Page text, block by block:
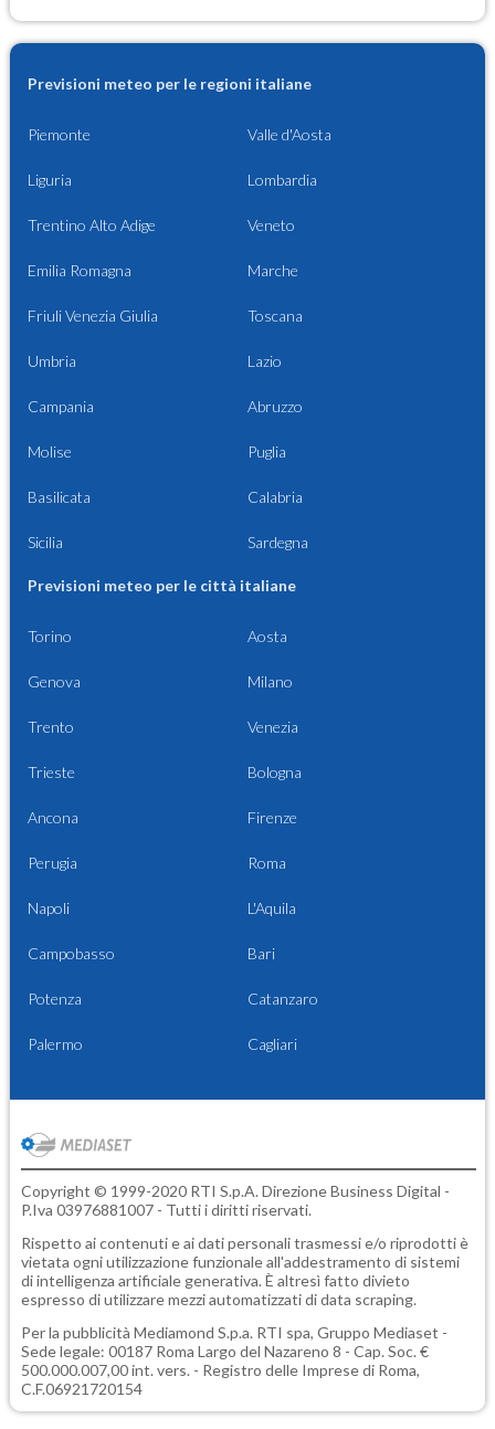
Previsioni meteo per le regioni italiane
Piemonte Valle d'Aosta
Liguria Lombardia
Trentino Alto Adige Veneto
Emilia Romagna Marche
Friuli Venezia Giulia Toscana
Umbria Lazio
Campania Abruzzo
Molise Puglia
Basilicata Calabria
Sicilia Sardegna
Previsioni meteo per le città italiane
Torino Aosta
Genova Milano
Trento Venezia
Trieste Bologna
Ancona Firenze
Perugia Roma
Napoli L'Aquila
Campobasso Bari
Potenza Catanzaro
Palermo Cagliari
Copyright © 1999-2020 RTI S.p.A. Direzione Business Digital -
P.Iva 03976881007 - Tutti i diritti riservati.
Rispetto ai contenuti e ai dati personali trasmessi e/o riprodotti è
vietata ogni utilizzazione funzionale all'addestramento di sistemi
di intelligenza artificiale generativa. È altresì fatto divieto
espresso di utilizzare mezzi automatizzati di data scraping.
Per la pubblicità Mediamond S.p.a. RTI spa, Gruppo Mediaset -
Sede legale: 00187 Roma Largo del Nazareno 8 - Cap. Soc. €
500.000.007,00 int. vers. - Registro delle Imprese di Roma,
C.F.06921720154